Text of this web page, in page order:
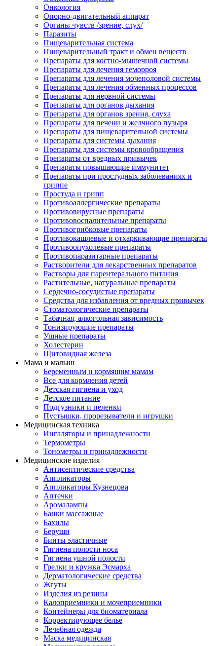
Онкология
Опорно-двигательный аппарат
Органы чувств /зрение, слух/
Паразиты
Пищеварительная система
Пищеварительный тракт и обмен веществ
Препараты для костно-мышечной системы
Препараты для лечения геморроя
Препараты для лечения мочеполовой системы
Препараты для лечения обменных процессов
Препараты для нервной системы
Препараты для органов дыхания
Препараты для органов зрения, слуха
Препараты для печени и желчного пузыря
Препараты для пищеварительной системы
Препараты для системы дыхания
Препараты для системы кровообращения
Препараты от вредных привычек
Препараты повышающие иммунитет
Препараты при простудных заболеваниях и
гриппе
Простуда и грипп
Противоаллергические препараты
Противовирусные препараты
Противовоспалительные препараты
Противогрибковые препараты
Противокашлевые и отхаркивающие препараты
Противоопухолевые препараты
Противопаразитарные препараты
Растворители для лекарственных препаратов
Растворы для парентерального питания
Растительные, натуральные препараты
Сердечно-сосудистые препараты
Средства для избавления от вредных привычек
Стоматологические препараты
Табачная, алкогольная зависимость
Тонизирующие препараты
Ушные препараты
Холестерин
Щитовидная железа
Мама и малыш
Беременным и кормящим мамам
Все для кормления детей
Детская гигиена и уход
Детское питание
Подгузники и пеленки
Пустышки, прорезыватели и игрушки
Медицинская техника
Ингаляторы и принадлежности
Термометры
Тонометры и принадлежности
Медицинские изделия
Антисептические средства
Аппликаторы
Аппликаторы Кузнецова
Аптечки
Аромалампы
Банки массажные
Бахилы
Беруши
Бинты эластичные
Гигиена полости носа
Гигиена ушной полости
Грелки и кружка Эсмарха
Дерматологические средства
Жгуты
Изделия из резины
Калоприемники и мочеприемники
Контейнеры для биоматериала
Корректирующее белье
Лечебная одежда
Маска медицинская